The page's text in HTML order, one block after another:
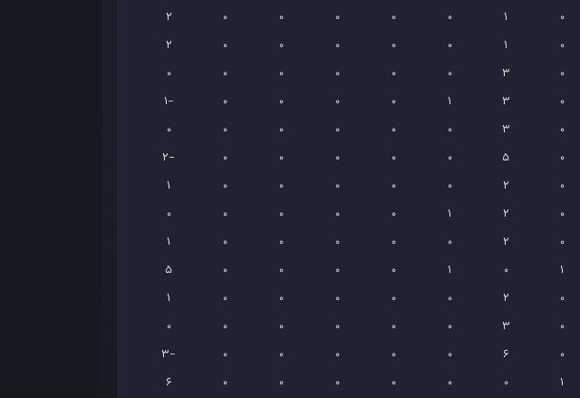
0
1
0
0
0
0
0
2
0
1
0
0
0
0
0
2
0
3
0
0
0
0
0
0
0
3
1
0
0
0
0
-1
0
3
0
0
0
0
0
0
0
5
0
0
0
0
0
-2
0
2
0
0
0
0
0
1
0
2
1
0
0
0
0
0
0
2
0
0
0
0
0
1
1
0
1
0
0
0
0
5
0
2
0
0
0
0
0
1
0
3
0
0
0
0
0
0
0
6
0
0
0
0
0
-3
1
0
0
0
0
0
0
6